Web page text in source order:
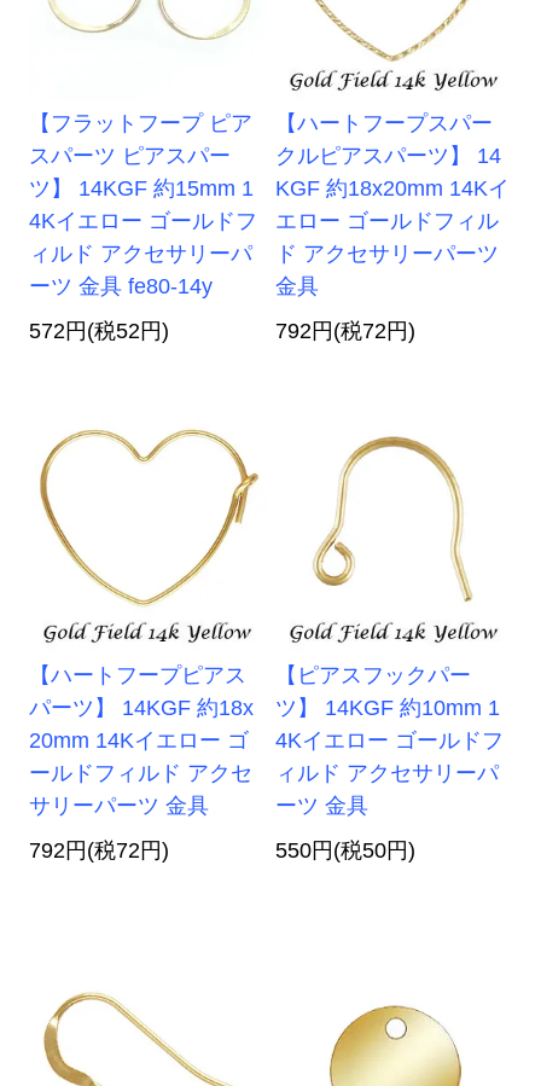
【フラットフープ ピア
スパーツ ピアスパー
ツ】 14KGF 約15mm 1
4Kイエロー ゴールドフ
ィルド アクセサリーパ
ーツ 金具 fe80-14y
572円(税52円)
【ハートフープスパー
クルピアスパーツ】 14
KGF 約18x20mm 14Kイ
エロー ゴールドフィル
ド アクセサリーパーツ
金具
792円(税72円)
【ハートフープピアス
パーツ】 14KGF 約18x
20mm 14Kイエロー ゴ
ールドフィルド アクセ
サリーパーツ 金具
792円(税72円)
【ピアスフックパー
ツ】 14KGF 約10mm 1
4Kイエロー ゴールドフ
ィルド アクセサリーパ
ーツ 金具
550円(税50円)